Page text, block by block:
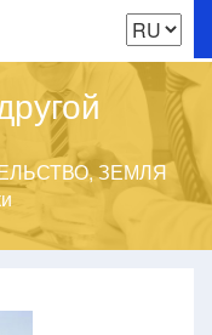
ЗЕМЛЯ